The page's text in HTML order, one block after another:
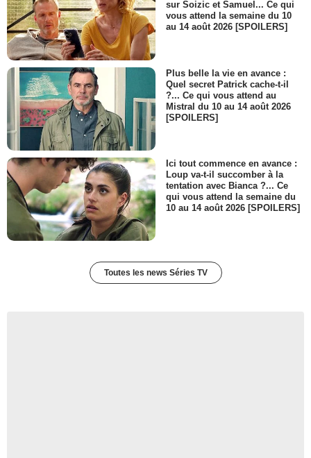
sur Soizic et Samuel... Ce qui
vous attend la semaine du 10
au 14 août 2026 [SPOILERS]
Plus belle la vie en avance :
Quel secret Patrick cache-t-il
?... Ce qui vous attend au
Mistral du 10 au 14 août 2026
[SPOILERS]
Ici tout commence en avance :
Loup va-t-il succomber à la
tentation avec Bianca ?... Ce
qui vous attend la semaine du
10 au 14 août 2026 [SPOILERS]
Toutes les news Séries TV